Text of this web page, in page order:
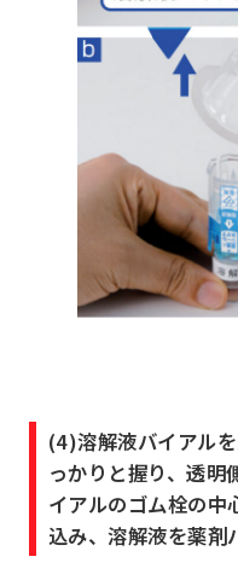
(4)溶解液バイアル
っかりと握り、透明
イアルのゴム栓の中
込み、溶解液を薬剤